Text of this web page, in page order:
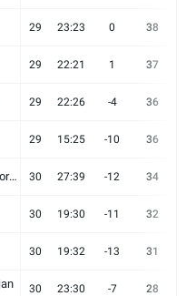
29 23:23 0 38
29 22:21 1 37
29 22:26 -4 36
29 15:25 -10 36
Olympique Sport d'Abobo FC 30 27:39 -12 34
30 19:30 -11 32
30 19:32 -13 31
30 23:30 -7 28